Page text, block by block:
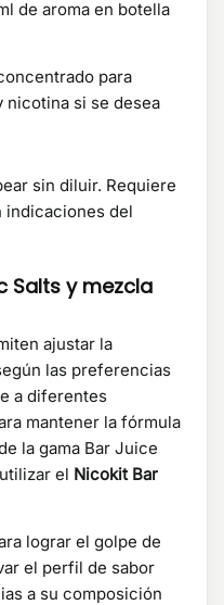
de aroma en botella
para
nicotina si se desea
sin diluir. Requiere
indicaciones del
Salts y mezcla
ajustar la
las preferencias
a diferentes
mantener la fórmula
la gama Bar Juice
el Nicokit Bar
lograr el golpe de
el perfil de sabor
a su composición